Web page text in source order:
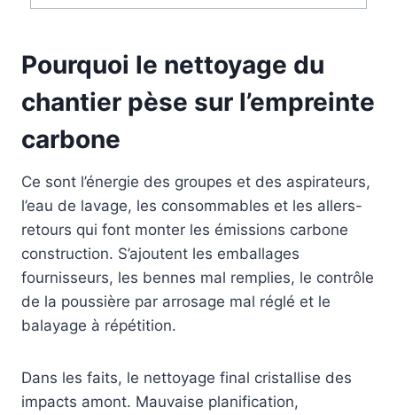
Pourquoi le nettoyage du
chantier pèse sur l’empreinte
carbone
Ce sont l’énergie des groupes et des aspirateurs,
l’eau de lavage, les consommables et les allers-
retours qui font monter les émissions carbone
construction. S’ajoutent les emballages
fournisseurs, les bennes mal remplies, le contrôle
de la poussière par arrosage mal réglé et le
balayage à répétition.
Dans les faits, le nettoyage final cristallise des
impacts amont. Mauvaise planification,